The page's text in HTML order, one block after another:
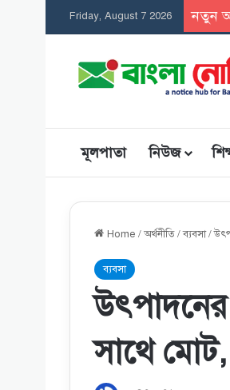
Friday, August 7 2026 নতুন
মূলপাতা নিউজ
Home /অর্থনীতি/ব্যবসা/
ব্যবসা
সাথে